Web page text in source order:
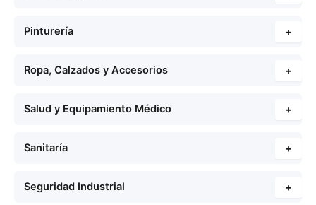
Pinturería +
Ropa, Calzados y Accesorios +
Salud y Equipamiento Médico +
Sanitaría +
Seguridad Industrial +